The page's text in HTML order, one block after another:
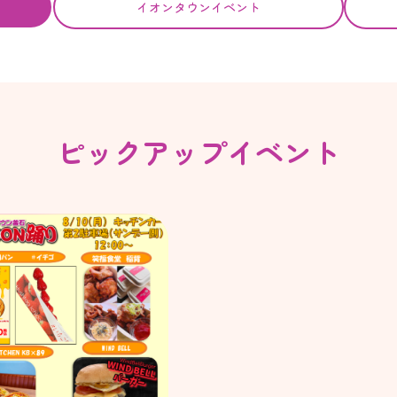
イオンタウンイベント
ピックアップイベント